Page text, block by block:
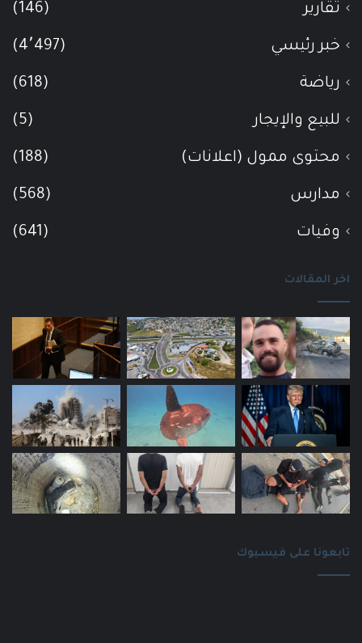
تقارير (146)
خبر رئيسي (4٬497)
رياضة (618)
للبيع والإيجار (5)
محتوى ممول (اعلانات) (188)
مدارس (568)
وفيات (641)
اخر المقالات
تابعونا على فيسبوك